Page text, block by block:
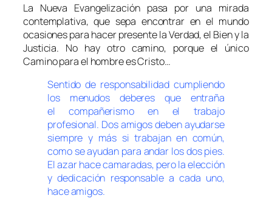
La Nueva Evangelización pasa por una mirada
contemplativa, que sepa encontrar en el mundo
ocasiones para hacer presente la Verdad, el Bien y la
Justicia. No hay otro camino, porque el único
Camino para el hombre es Cristo…
Sentido de responsabilidad cumpliendo
los menudos deberes que entraña
el compañerismo en el trabajo
profesional. Dos amigos deben ayudarse
siempre y más si trabajan en común,
como se ayudan para andar los dos pies.
El azar hace camaradas, pero la elección
y dedicación responsable a cada uno,
hace amigos.